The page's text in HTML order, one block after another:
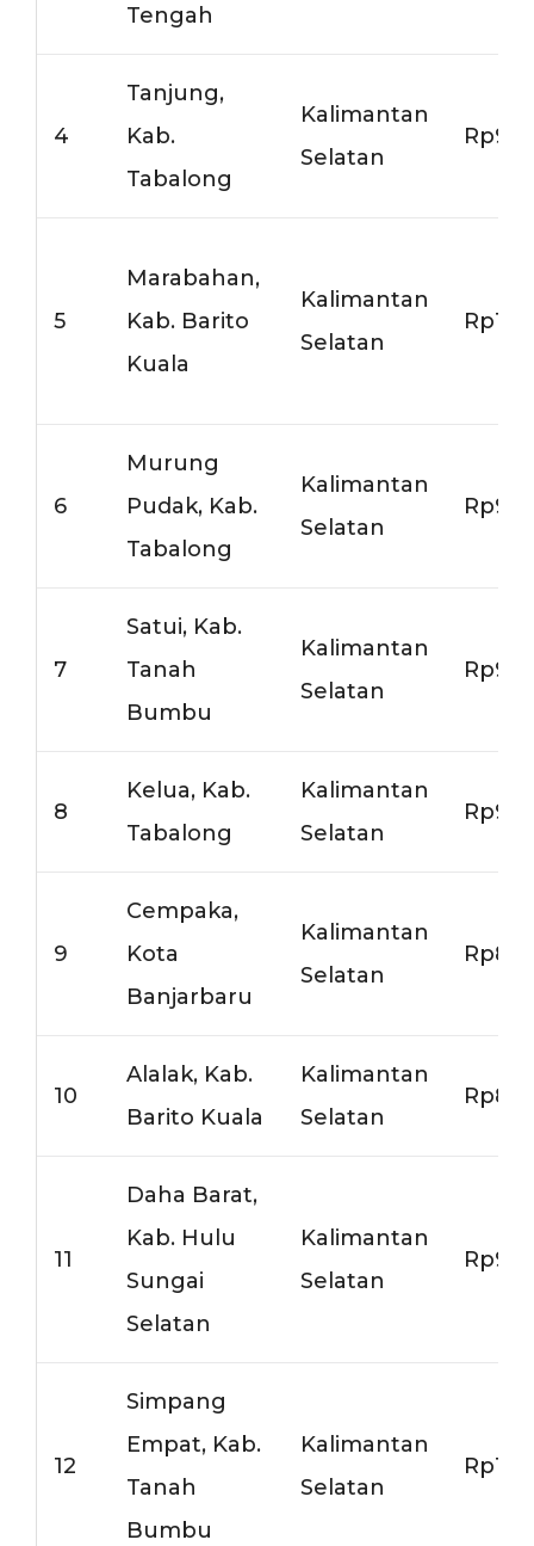
Tengah
4
Tanjung,
Kab.
Tabalong
Kalimantan
Selatan
5
Marabahan,
Kab. Barito
Kuala
Kalimantan
Selatan
6
Murung
Pudak, Kab.
Tabalong
Kalimantan
Selatan
7
Satui, Kab.
Tanah
Bumbu
Kalimantan
Selatan
8
Kelua, Kab.
Tabalong
Kalimantan
Selatan
9
Cempaka,
Kota
Banjarbaru
Kalimantan
Selatan
10
Alalak, Kab.
Barito Kuala
Kalimantan
Selatan
11
Daha Barat,
Kab. Hulu
Sungai
Selatan
Kalimantan
Selatan
12
Simpang
Empat, Kab.
Tanah
Bumbu
Kalimantan
Selatan